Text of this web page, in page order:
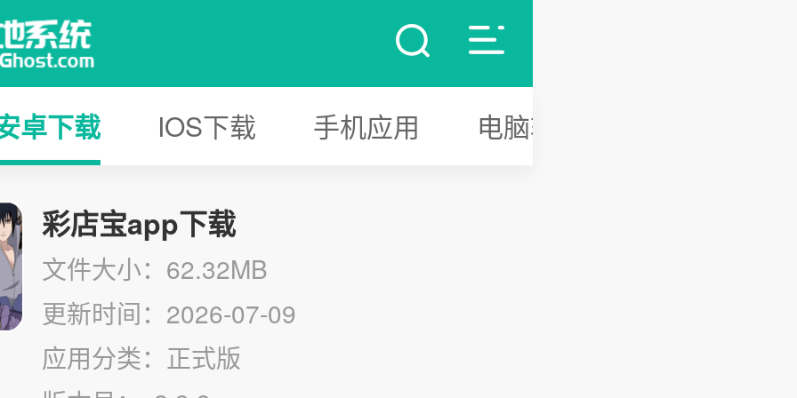
卓下载 IOS下载 手机应用 电脑软件
彩店宝app下载
文件大小：62.32MB
更新时间：2026-07-09
应用分类：正式版